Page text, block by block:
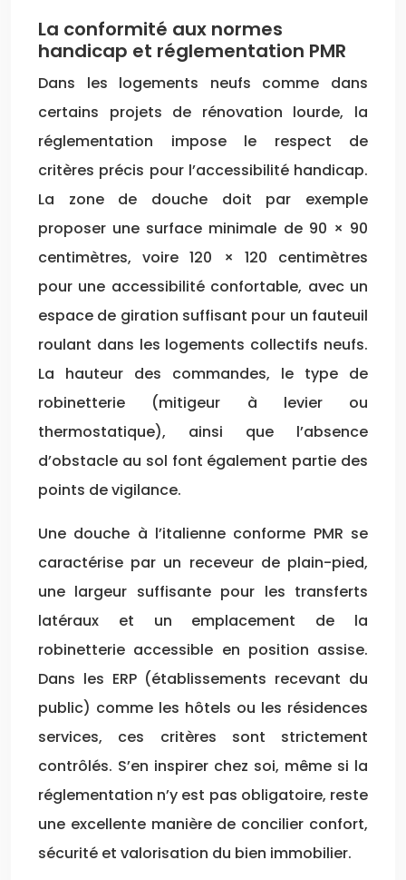
La conformité aux normes
handicap et réglementation PMR
Dans les logements neufs comme dans
certains projets de rénovation lourde, la
réglementation impose le respect de
critères précis pour l’accessibilité handicap.
La zone de douche doit par exemple
proposer une surface minimale de 90 × 90
centimètres, voire 120 × 120 centimètres
pour une accessibilité confortable, avec un
espace de giration suffisant pour un fauteuil
roulant dans les logements collectifs neufs.
La hauteur des commandes, le type de
robinetterie (mitigeur à levier ou
thermostatique), ainsi que l’absence
d’obstacle au sol font également partie des
points de vigilance.
Une douche à l’italienne conforme PMR se
caractérise par un receveur de plain-pied,
une largeur suffisante pour les transferts
latéraux et un emplacement de la
robinetterie accessible en position assise.
Dans les ERP (établissements recevant du
public) comme les hôtels ou les résidences
services, ces critères sont strictement
contrôlés. S’en inspirer chez soi, même si la
réglementation n’y est pas obligatoire, reste
une excellente manière de concilier confort,
sécurité et valorisation du bien immobilier.